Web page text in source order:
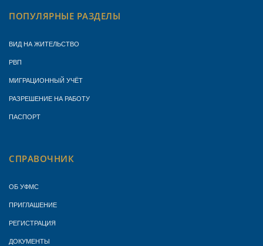
ПОПУЛЯРНЫЕ РАЗДЕЛЫ
ВИД НА ЖИТЕЛЬСТВО
РВП
МИГРАЦИОННЫЙ УЧЁТ
РАЗРЕШЕНИЕ НА РАБОТУ
ПАСПОРТ
СПРАВОЧНИК
ОБ УФМС
ПРИГЛАШЕНИЕ
РЕГИСТРАЦИЯ
ДОКУМЕНТЫ